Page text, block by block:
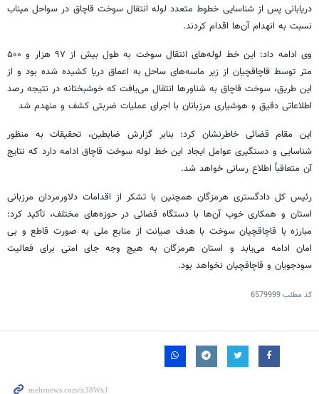
دریابانی پس از شناسایی خطوط متعدد لوله انتقال سوخت قاچاق در سواحل میناب
نسبت به انهدام آن‌ها اقدام کردند.
وی ادامه داد: این خط لوله‌های انتقال سوخت به طول بیش از ۹۷ هزار و ۵۰۰
متر توسط قاچاقچیان از زیر ماسه‌های ساحل به اعماق دریا کشیده شده بود و از
این طریق، سوخت قاچاق به شناورها انتقال می‌یافت که خوشبختانه در نتیجه رصد
اطلاعاتی دقیق و هوشیاری مرزبانان با اجرای عملیات ضربتی کشف و منهدم شد
این مقام قضائی خاطرنشان کرد: بنابر گزارش ضابطین، تحقیقات به منظور
شناسایی و دستگیری عوامل ایجاد این خط لوله سوخت قاچاق ادامه دارد که نتایج
آن متعاقباً اطلاع رسانی خواهد شد.
رئیس کل دادگستری هرمزگان همچنین با تشکر از اقدامات دلاورمردان مرزبانی
استان و همکاری خوب آن‌ها با دستگاه قضائی در حوزه‌های مختلف، تأکید کرد:
مبارزه با قاچاقچیان سوخت با هدف صیانت از منابع ملی به صورت قاطع و بی
امان ادامه می‌یابد و استان هرمزگان به هیچ وجه جای امنی برای فعالیت
سودجویان و قاچاقچیان نخواهد بود.
کد مطلب6579999